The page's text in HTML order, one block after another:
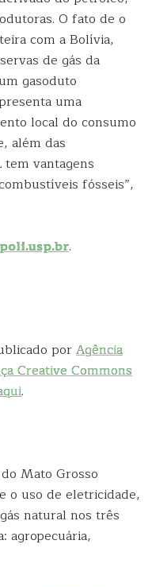
O fato de o
com a Bolívia,
de gás da
gasoduto
uma
local do consumo
além das
vantagens
fósseis”,
.
porAgência
Creative Commons
.
Mato Grosso
o uso de eletricidade,
natural nos três
agropecuária,